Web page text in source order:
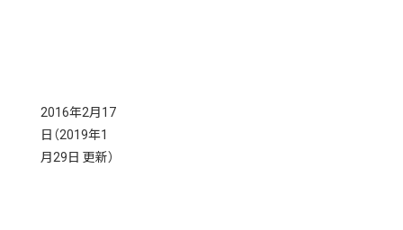
2016年2月17
日 （2019年1
月29日 更新）